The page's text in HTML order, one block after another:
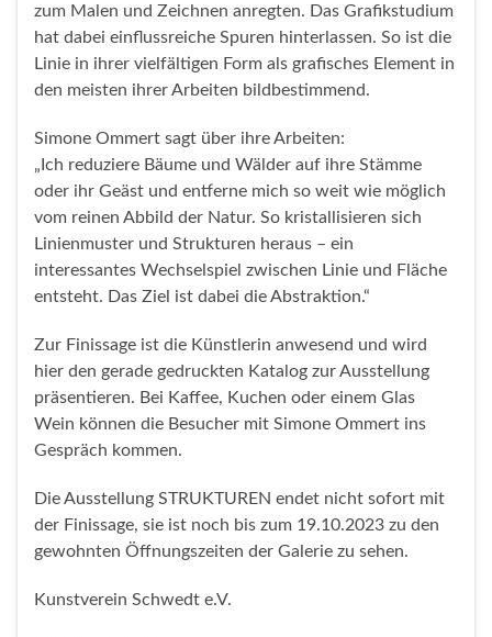
zum Malen und Zeichnen anregten. Das Grafikstudium
hat dabei einflussreiche Spuren hinterlassen. So ist die
Linie in ihrer vielfältigen Form als grafisches Element in
den meisten ihrer Arbeiten bildbestimmend.
Simone Ommert sagt über ihre Arbeiten:
„Ich reduziere Bäume und Wälder auf ihre Stämme
oder ihr Geäst und entferne mich so weit wie möglich
vom reinen Abbild der Natur. So kristallisieren sich
Linienmuster und Strukturen heraus – ein
interessantes Wechselspiel zwischen Linie und Fläche
entsteht. Das Ziel ist dabei die Abstraktion.“
Zur Finissage ist die Künstlerin anwesend und wird
hier den gerade gedruckten Katalog zur Ausstellung
präsentieren. Bei Kaffee, Kuchen oder einem Glas
Wein können die Besucher mit Simone Ommert ins
Gespräch kommen.
Die Ausstellung STRUKTUREN endet nicht sofort mit
der Finissage, sie ist noch bis zum 19.10.2023 zu den
gewohnten Öffnungszeiten der Galerie zu sehen.
Kunstverein Schwedt e.V.